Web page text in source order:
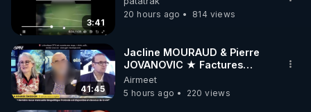
3:41
20 hours ago
814 views
41:45
Jacline MOURAUD & Pierre
JOVANOVIC ★ Factures
Impayées : Où Est Passé Le
Pognon ?
Airmeet
5 hours ago
220 views